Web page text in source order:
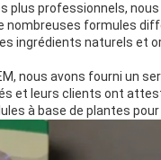
plus professionnels,
nombreuses formules
ingrédients naturels et
nous avons fourni un
et leurs clients ont
à base de plantes pour